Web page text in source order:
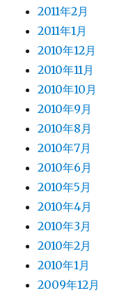
2011年2月
2011年1月
2010年12月
2010年11月
2010年10月
2010年9月
2010年8月
2010年7月
2010年6月
2010年5月
2010年4月
2010年3月
2010年2月
2010年1月
2009年12月